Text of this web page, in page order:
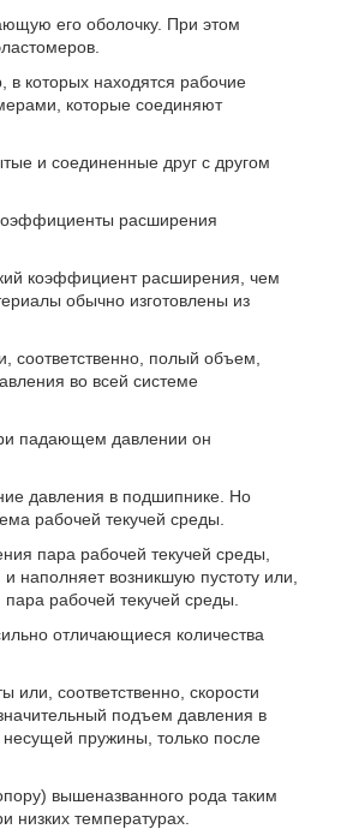
его оболочку. При этом
которых находятся рабочие
которые соединяют
и соединенные друг с другом
расширения
коэффициент расширения, чем
обычно изготовлены из
соответственно, полый объем,
во всей системе
падающем давлении он
давления в подшипнике. Но
рабочей текучей среды.
пара рабочей текучей среды,
наполняет возникшую пустоту или,
рабочей текучей среды.
отличающиеся количества
или, соответственно, скорости
подъем давления в
пружины, только после
вышеназванного рода таким
низких температурах.